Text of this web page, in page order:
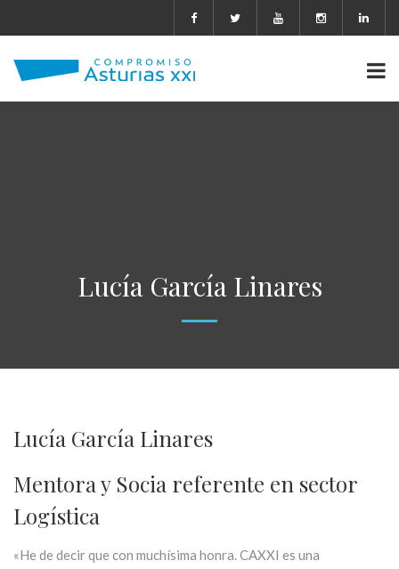
Lucía García Linares
Lucía García Linares
Mentora y Socia referente en sector
Logística
«He de decir que con muchísima honra. CAXXI es una